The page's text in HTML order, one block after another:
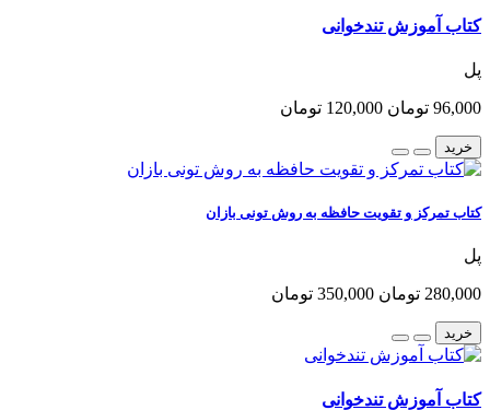
کتاب آموزش تندخوانی
پل
96,000 تومان 120,000 تومان
خرید
کتاب تمرکز و تقویت حافظه به روش تونی بازان
پل
280,000 تومان 350,000 تومان
خرید
کتاب آموزش تندخوانی